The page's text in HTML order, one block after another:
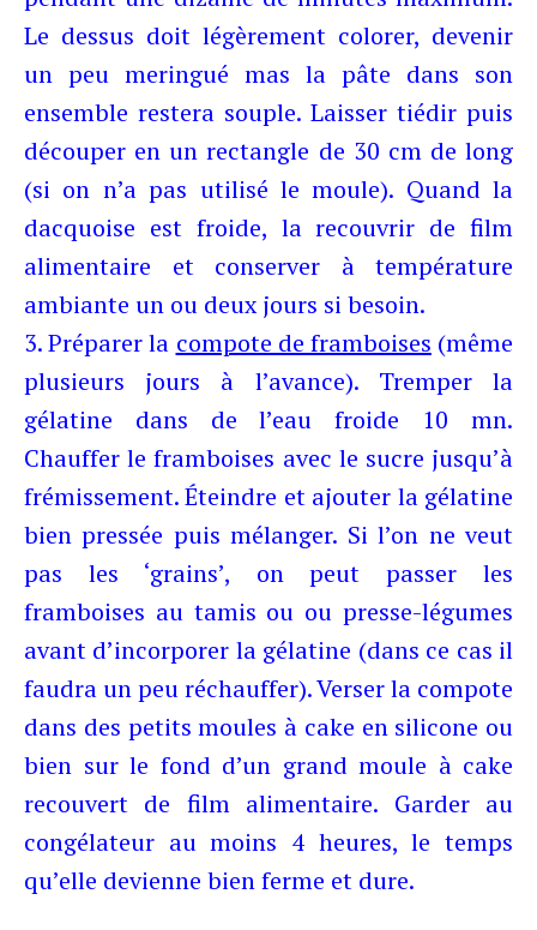
Le dessus doit légèrement colorer, devenir
un peu meringué mas la pâte dans son
ensemble restera souple. Laisser tiédir puis
découper en un rectangle de 30 cm de long
(si on n’a pas utilisé le moule). Quand la
dacquoise est froide, la recouvrir de film
alimentaire et conserver à température
ambiante un ou deux jours si besoin.
3. Préparer la compote de framboises (même
plusieurs jours à l’avance). Tremper la
gélatine dans de l’eau froide 10 mn.
Chauffer le framboises avec le sucre jusqu’à
frémissement. Éteindre et ajouter la gélatine
bien pressée puis mélanger. Si l’on ne veut
pas les ‘grains’, on peut passer les
framboises au tamis ou ou presse-légumes
avant d’incorporer la gélatine (dans ce cas il
faudra un peu réchauffer). Verser la compote
dans des petits moules à cake en silicone ou
bien sur le fond d’un grand moule à cake
recouvert de film alimentaire. Garder au
congélateur au moins 4 heures, le temps
qu’elle devienne bien ferme et dure.